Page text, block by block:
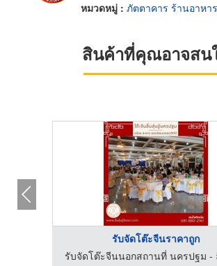
หมวดหมู่ : ภัตตาคาร ร้านอาหารแ
สินค้าที่คุณอาจสน
รับจัดโต๊ะจีนราคาถูก
รับจัดโต๊ะจีนนอกสถานที่ นครปฐม -